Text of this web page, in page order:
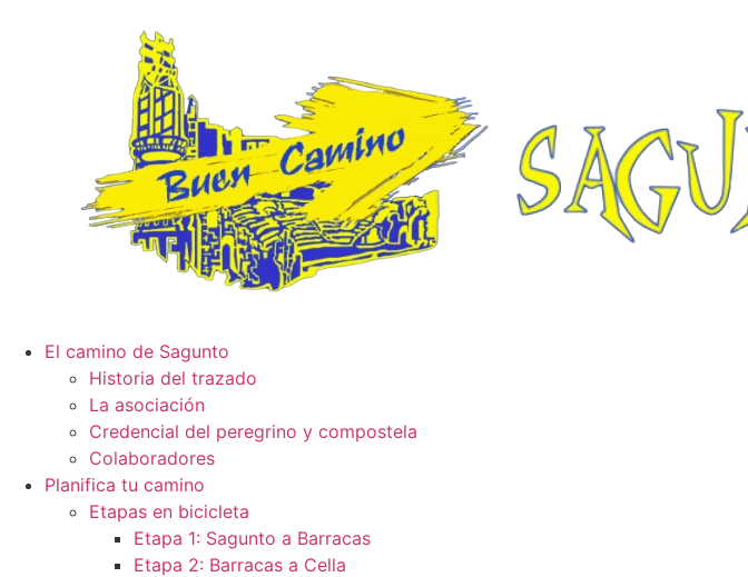
El camino de Sagunto
Historia del trazado
La asociación
Credencial del peregrino y compostela
Colaboradores
Planifica tu camino
Etapas en bicicleta
Etapa 1: Sagunto a Barracas
Etapa 2: Barracas a Cella